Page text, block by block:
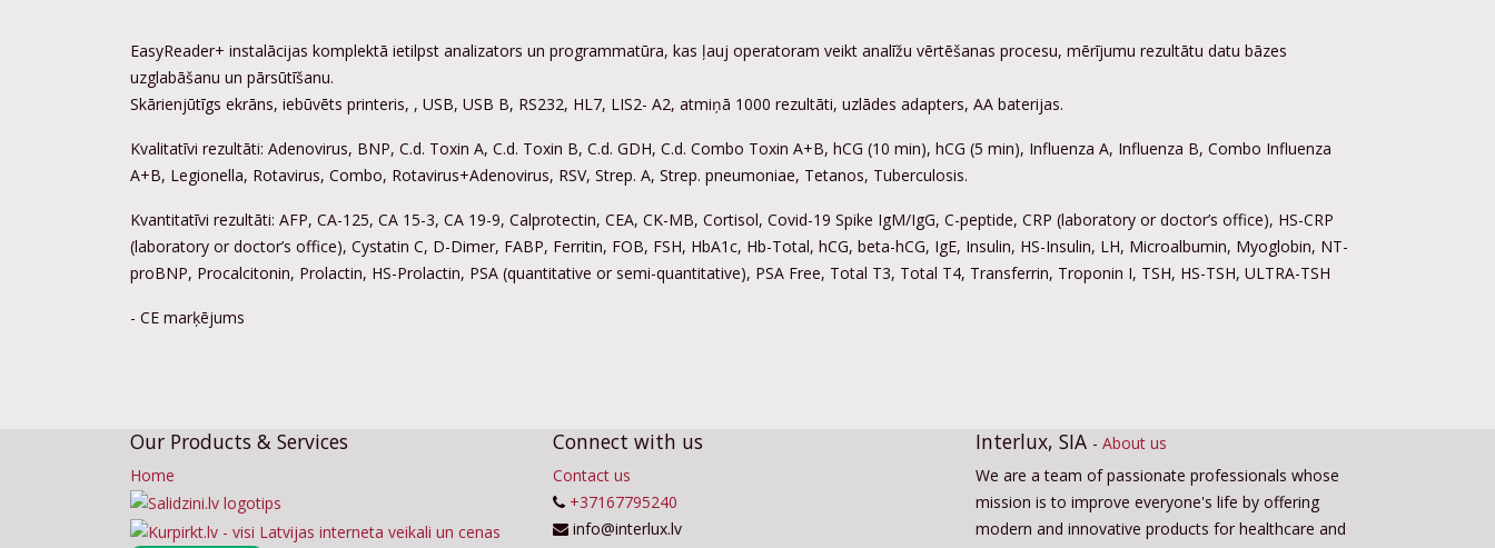
EasyReader+ instalācijas komplektā ietilpst analizators un programmatūra, kas ļauj operatoram veikt analīžu vērtēšanas procesu, mērījumu rezultātu datu bāzes
uzglabāšanu un pārsūtīšanu.
Skārienjūtīgs ekrāns, iebūvēts printeris, , USB, USB B, RS232, HL7, LIS2- A2, atmiņā 1000 rezultāti, uzlādes adapters, AA baterijas.
Kvalitatīvi rezultāti: Adenovirus, BNP, C.d. Toxin A, C.d. Toxin B, C.d. GDH, C.d. Combo Toxin A+B, hCG (10 min), hCG (5 min), Influenza A, Influenza B, Combo Influenza
A+B, Legionella, Rotavirus, Combo, Rotavirus+Adenovirus, RSV, Strep. A, Strep. pneumoniae, Tetanos, Tuberculosis.
Kvantitatīvi rezultāti: AFP, CA-125, CA 15-3, CA 19-9, Calprotectin, CEA, CK-MB, Cortisol, Covid-19 Spike IgM/IgG, C-peptide, CRP (laboratory or doctor’s office), HS-CRP
(laboratory or doctor’s office), Cystatin C, D-Dimer, FABP, Ferritin, FOB, FSH, HbA1c, Hb-Total, hCG, beta-hCG, IgE, Insulin, HS-Insulin, LH, Microalbumin, Myoglobin, NT-
proBNP, Procalcitonin, Prolactin, HS-Prolactin, PSA (quantitative or semi-quantitative), PSA Free, Total T3, Total T4, Transferrin, Troponin I, TSH, HS-TSH, ULTRA-TSH
- CE marķējums
Our Products & Services
Home
Connect with us
Contact us
+37167795240
info@interlux.lv
Interlux, SIA - About us
We are a team of passionate professionals whose
mission is to improve everyone's life by offering
modern and innovative products for healthcare and